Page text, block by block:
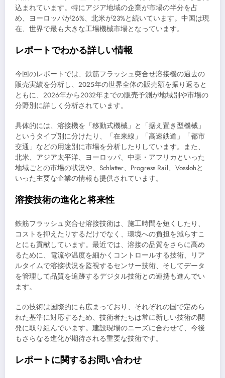
込まれています。特にアジア地域の企業が市場の半分を占
め、ヨーロッパが26%、北米が23%と続いています。中国は現
在、世界で最も大きな工場機械市場となっています。
レポートでわかる詳しい情報
今回のレポートでは、鉄筋フラッシュ突合せ溶接機の過去の
販売実績を分析し、2025年の世界全体の販売額を振り返ると
ともに、2026年から2032年までの販売予測が地域別や市場の
分野別に詳しく分析されています。
具体的には、溶接機を「移動式機械」と「据え置き型機械」
というタイプ別に分けたり、「在来線」「高速鉄道」「都市
交通」などの用途別に市場を分析したりしています。また、
北米、アジア太平洋、ヨーロッパ、中東・アフリカといった
地域ごとの市場の状況や、Schlatter、Progress Rail、Vosslohと
いった主要な企業の情報も提供されています。
溶接技術の進化と将来性
鉄筋フラッシュ突合せ溶接技術は、施工時間を短くしたり、
コストを抑えたりするだけでなく、環境への負担を減らすこ
とにも貢献しています。最近では、溶接の品質をさらに高め
るために、電流や温度を細かくコントロールする技術、リア
ルタイムで溶接状況を監視するセンサー技術、そしてデータ
を管理して品質を追跡するデジタル技術との連携も進んでい
ます。
この技術は国際的にも広まっており、それぞれの国で定めら
れた基準に対応するため、技術者たちは常に新しい技術の開
発に取り組んでいます。建設現場のニーズに合わせて、今後
もさらなる進化が期待される重要な技術です。
レポートに関するお問い合わせ